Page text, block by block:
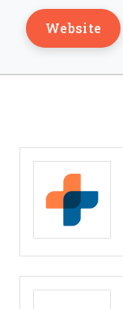
Website